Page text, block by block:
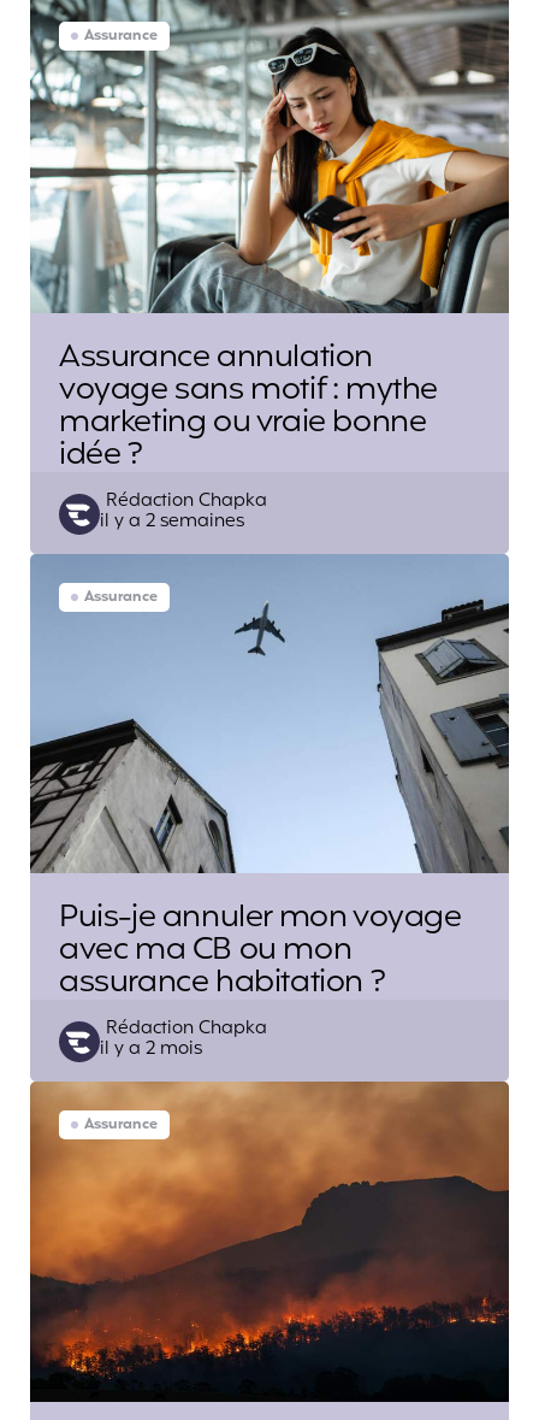
Assurance
Assurance annulation
voyage sans motif : mythe
marketing ou vraie bonne
idée ?
Posted
by
Rédaction Chapka
il y a 2 semaines
Assurance
Puis-je annuler mon voyage
avec ma CB ou mon
assurance habitation ?
Posted
by
Rédaction Chapka
il y a 2 mois
Assurance